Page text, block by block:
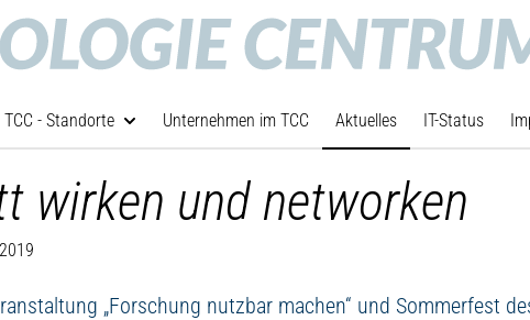
TCC - Standorte Unternehmen im TCC Aktuelles IT-Status
wirken und networken
„Forschung nutzbar machen“ und Sommerfest